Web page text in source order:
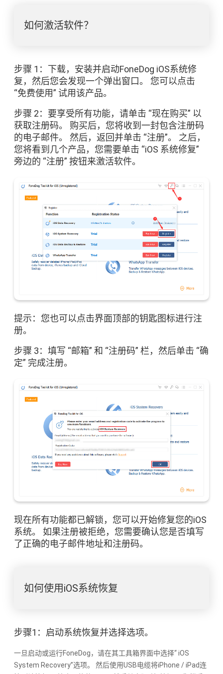
如何激活软件？
步骤 1：下载，安装并启动FoneDog iOS系统修
复，然后您会发现一个弹出窗口。 您可以点击
“免费使用” 试用该产品。
步骤 2：要享受所有功能，请单击 “现在购买” 以
获取注册码。 购买后，您将收到一封包含注册码
的电子邮件。 然后，返回并单击 “注册”。 之后，
您将看到几个产品，您需要单击 “iOS 系统修复”
旁边的 “注册” 按钮来激活软件。
提示：您也可以点击界面顶部的钥匙图标进行注
册。
步骤 3：填写 “邮箱” 和 “注册码” 栏，然后单击 “确
定” 完成注册。
现在所有功能都已解锁，您可以开始修复您的iOS
系统。 如果注册被拒绝，您需要确认您是否填写
了正确的电子邮件地址和注册码。
如何使用iOS系统恢复
步骤1：启动系统恢复并选择选项。
一旦启动或运行FoneDog，请在其工具箱界面中选择“ iOS
System Recovery”选项。 然后使用USB电缆将iPhone / iPad连